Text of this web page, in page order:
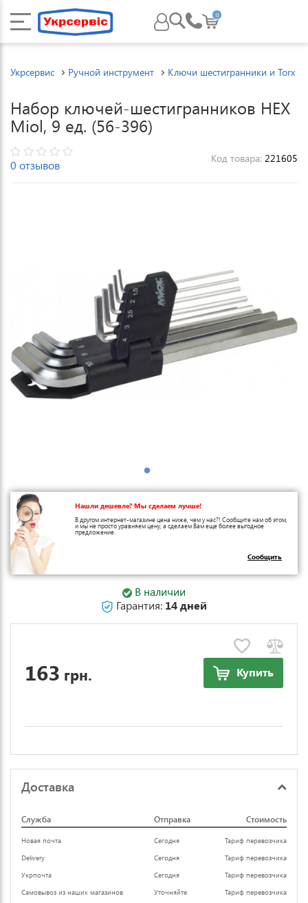
0
Укрсервис Ручной инструмент Ключи шестигранники и Torx
Набор ключей-шестигранников HEX
Miol, 9 ед. (56-396)
0 отзывов Код товара: 221605
Нашли дешевле? Мы сделаем лучше!
В другом интернет-магазине цена ниже, чем у нас?! Сообщите нам об этом,
и мы не просто уравняем цену, а сделаем Вам еще более выгодное
предложение.
Сообщить
В наличии
Гарантия: 14 дней
163 грн. Купить
Доставка
Служба Отправка Стоимость
Новая почта Сегодня
Тариф перевозчика
Delivery
Сегодня
Тариф перевозчика
Укрпочта
Сегодня
Тариф перевозчика
Самовывоз из наших магазинов
Уточняйте Тариф перевозчика